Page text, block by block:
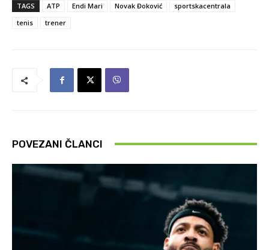
TAGS ATP Endi Mari Novak Đoković
sportskacentrala
tenis
trener
POVEZANI ČLANCI